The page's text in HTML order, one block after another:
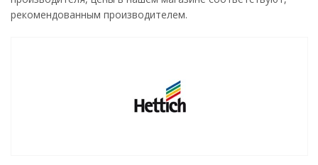
рекомендованным производителем.